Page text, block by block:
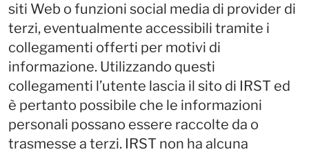
siti Web o funzioni social media di provider di
terzi, eventualmente accessibili tramite i
collegamenti offerti per motivi di
informazione. Utilizzando questi
collegamenti l’utente lascia il sito di IRST ed
è pertanto possibile che le informazioni
personali possano essere raccolte da o
trasmesse a terzi. IRST non ha alcuna